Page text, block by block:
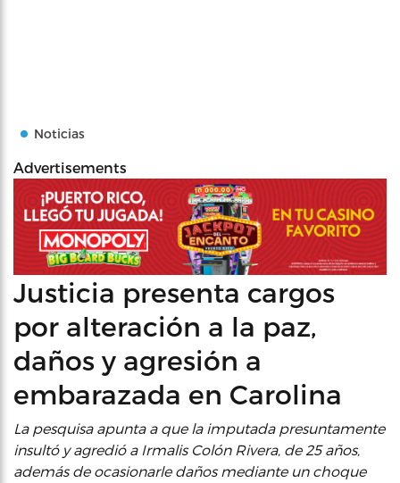
Noticias
Advertisements
Justicia presenta cargos
por alteración a la paz,
daños y agresión a
embarazada en Carolina
La pesquisa apunta a que la imputada presuntamente
insultó y agredió a Irmalis Colón Rivera, de 25 años,
además de ocasionarle daños mediante un choque